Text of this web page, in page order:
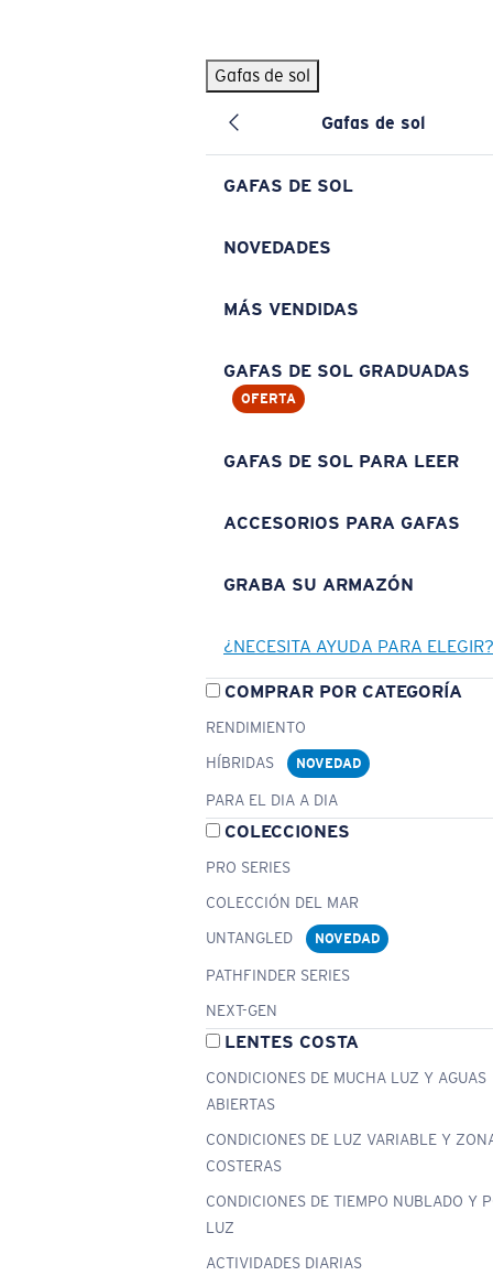
Gafas de sol
Gafas de sol
GAFAS DE SOL
NOVEDADES
MÁS VENDIDAS
GAFAS DE SOL GRADUADAS
OFERTA
GAFAS DE SOL PARA LEER
ACCESORIOS PARA GAFAS
GRABA SU ARMAZÓN
¿NECESITA AYUDA PARA ELEGIR?
COMPRAR POR CATEGORÍA
RENDIMIENTO
HÍBRIDAS
NOVEDAD
PARA EL DIA A DIA
COLECCIONES
PRO SERIES
COLECCIÓN DEL MAR
UNTANGLED
NOVEDAD
PATHFINDER SERIES
NEXT-GEN
LENTES COSTA
CONDICIONES DE MUCHA LUZ Y AGUAS
ABIERTAS
CONDICIONES DE LUZ VARIABLE Y
COSTERAS
CONDICIONES DE TIEMPO NUBLADO Y
LUZ
ACTIVIDADES DIARIAS
BÚSQUEDAS POPULARES
Pilothouse PRO Limited Edition Pack Exclusivo
Gafas de sol personalizadas
Los más vendidos de gafas de sol